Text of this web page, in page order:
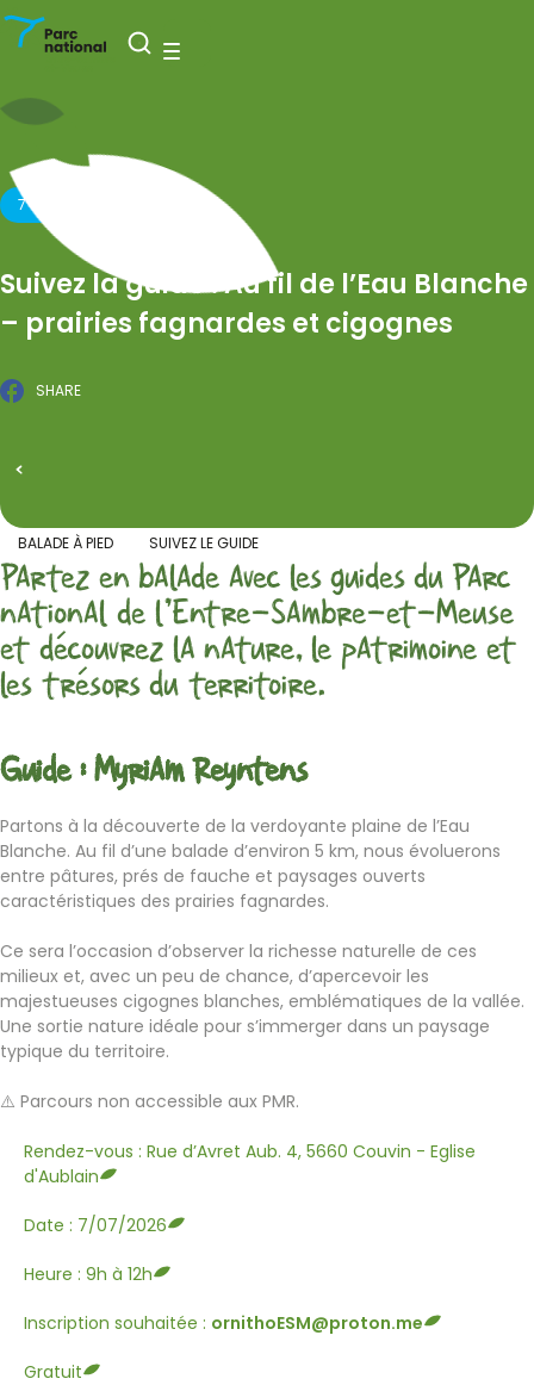
Nationaal Park Entre-Sambre-et-Meuse
Open zoeken
7 JULI 2026
Suivez la guide : Au fil de l’Eau Blanche
– prairies fagnardes et cigognes
SHARE
Facebook
Alle evenementen
BALADE À PIED SUIVEZ LE GUIDE
Partez en balade avec les guides du Parc
national de l'Entre-Sambre-et-Meuse
et découvrez la nature, le patrimoine et
les trésors du territoire.
Guide : Myriam Reyntens
Partons à la découverte de la verdoyante plaine de l’Eau
Blanche. Au fil d’une balade d’environ 5 km, nous évoluerons
entre pâtures, prés de fauche et paysages ouverts
caractéristiques des prairies fagnardes.
Ce sera l’occasion d’observer la richesse naturelle de ces
milieux et, avec un peu de chance, d’apercevoir les
majestueuses cigognes blanches, emblématiques de la vallée.
Une sortie nature idéale pour s’immerger dans un paysage
typique du territoire.
⚠️ Parcours non accessible aux PMR.
Rendez-vous : Rue d’Avret Aub. 4, 5660 Couvin - Eglise
d'Aublain
Date : 7/07/2026
Heure : 9h à 12h
Inscription souhaitée : ornithoESM@proton.me
Gratuit